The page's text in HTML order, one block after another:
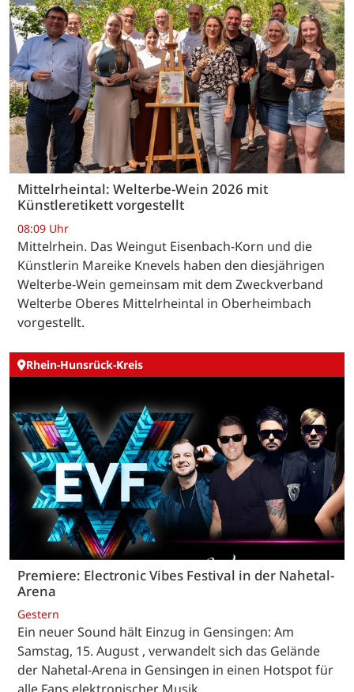
Mittelrheintal: Welterbe-Wein 2026 mit
Künstleretikett vorgestellt
08:09 Uhr
Mittelrhein. Das Weingut Eisenbach-Korn und die
Künstlerin Mareike Knevels haben den diesjährigen
Welterbe-Wein gemeinsam mit dem Zweckverband
Welterbe Oberes Mittelrheintal in Oberheimbach
vorgestellt.
Rhein-Hunsrück-Kreis
Premiere: Electronic Vibes Festival in der Nahetal-
Arena
Gestern
Ein neuer Sound hält Einzug in Gensingen: Am
Samstag, 15. August , verwandelt sich das Gelände
der Nahetal-Arena in Gensingen in einen Hotspot für